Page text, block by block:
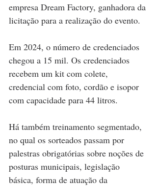
empresa Dream Factory, ganhadora da
licitação para a realização do evento.
Em 2024, o número de credenciados
chegou a 15 mil. Os credenciados
recebem um kit com colete,
credencial com foto, cordão e isopor
com capacidade para 44 litros.
Há também treinamento segmentado,
no qual os sorteados passam por
palestras obrigatórias sobre noções de
posturas municipais, legislação
básica, forma de atuação da